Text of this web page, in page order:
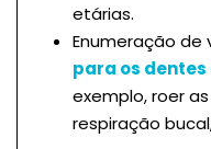
etárias.
Enumeração de
para os
exemplo, roer
respiração